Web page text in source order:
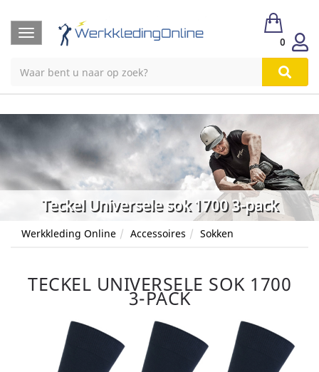
Toggle
navigation
0
Teckel Universele sok 1700 3-pack
Werkkleding Online Accessoires Sokken
TECKEL UNIVERSELE SOK 1700
3-PACK